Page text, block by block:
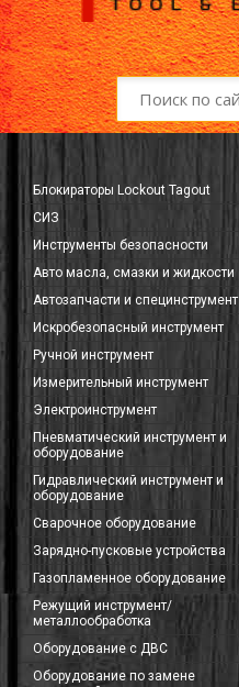
Блокираторы Lockout Tagout
СИЗ
Инструменты безопасности
Авто масла, смазки и жидкости
Автозапчасти и специнструмент
Искробезопасный инструмент
Ручной инструмент
Измерительный инструмент
Электроинструмент
Пневматический инструмент и
оборудование
Гидравлический инструмент и
оборудование
Сварочное оборудование
Зарядно-пусковые устройства
Газопламенное оборудование
Режущий инструмент/
металлообработка
Оборудование с ДВС
Оборудование по замене